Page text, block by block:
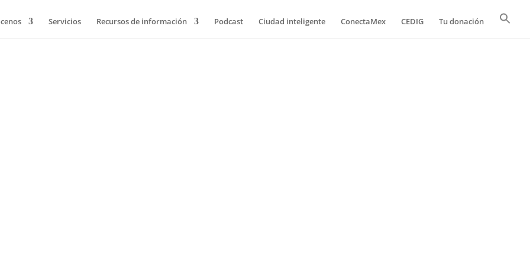
Servicios Recursos de información Podcast Ciudad inteligente ConectaMex CEDIG Tu donación